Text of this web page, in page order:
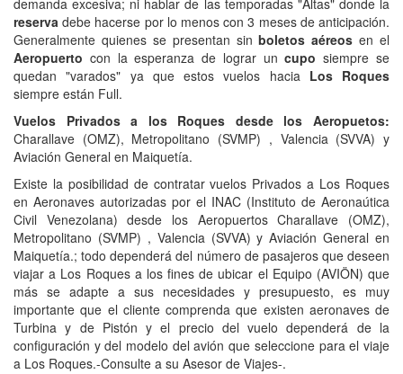
demanda excesiva; ni hablar de las temporadas "Altas" donde la
reserva debe hacerse por lo menos con 3 meses de anticipación.
Generalmente quienes se presentan sinboletos aéreos en el
Aeropuerto con la esperanza de lograr uncupo siempre se
quedan "varados" ya que estos vuelos hacia Los Roques
siempre están Full.
Vuelos Privados a los Roques desde los Aeropuetos:
Charallave (OMZ), Metropolitano (SVMP) , Valencia (SVVA) y
Aviación General en Maiquetía.
Existe la posibilidad de contratar vuelos Privados a Los Roques
en Aeronaves autorizadas por el INAC (Instituto de Aeronaútica
Civil Venezolana) desde los Aeropuertos Charallave (OMZ),
Metropolitano (SVMP) , Valencia (SVVA) y Aviación General en
Maiquetía.; todo dependerá del número de pasajeros que deseen
viajar a Los Roques a los fines de ubicar el Equipo (AVIÖN) que
más se adapte a sus necesidades y presupuesto, es muy
importante que el cliente comprenda que existen aeronaves de
Turbina y de Pistón y el precio del vuelo dependerá de la
configuración y del modelo del avión que seleccione para el viaje
a Los Roques.-Consulte a su Asesor de Viajes-.